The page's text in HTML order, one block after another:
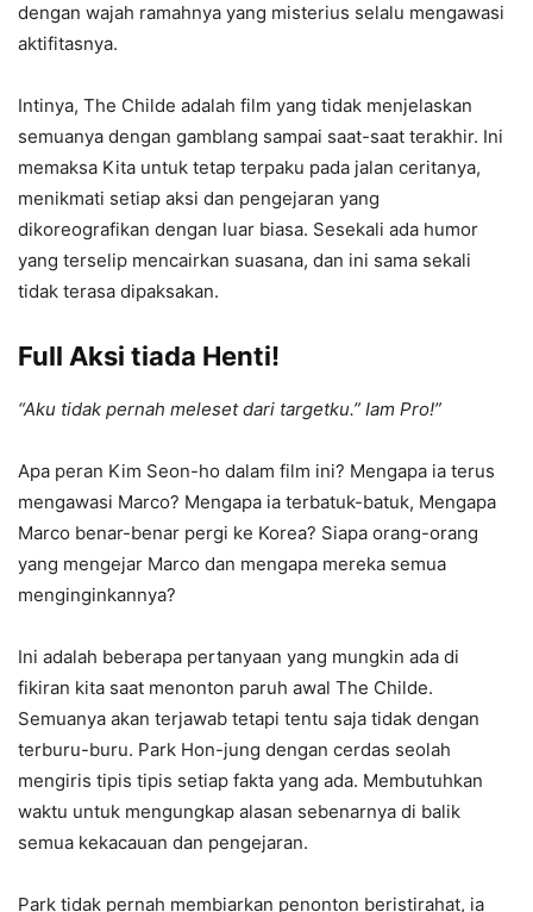
dengan wajah ramahnya yang misterius selalu mengawasi
aktifitasnya.
Intinya, The Childe adalah film yang tidak menjelaskan
semuanya dengan gamblang sampai saat-saat terakhir. Ini
memaksa Kita untuk tetap terpaku pada jalan ceritanya,
menikmati setiap aksi dan pengejaran yang
dikoreografikan dengan luar biasa. Sesekali ada humor
yang terselip mencairkan suasana, dan ini sama sekali
tidak terasa dipaksakan.
Full Aksi tiada Henti!
“Aku tidak pernah meleset dari targetku.” Iam Pro!”
Apa peran Kim Seon-ho dalam film ini? Mengapa ia terus
mengawasi Marco? Mengapa ia terbatuk-batuk, Mengapa
Marco benar-benar pergi ke Korea? Siapa orang-orang
yang mengejar Marco dan mengapa mereka semua
menginginkannya?
Ini adalah beberapa pertanyaan yang mungkin ada di
fikiran kita saat menonton paruh awal The Childe.
Semuanya akan terjawab tetapi tentu saja tidak dengan
terburu-buru. Park Hon-jung dengan cerdas seolah
mengiris tipis tipis setiap fakta yang ada. Membutuhkan
waktu untuk mengungkap alasan sebenarnya di balik
semua kekacauan dan pengejaran.
Park tidak pernah membiarkan penonton beristirahat, ia